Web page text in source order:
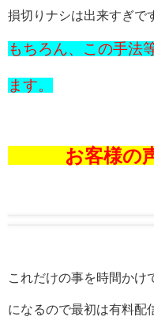
損切りナシは出来すぎで
もちろん、この手法
ます。
お客
これだけの事を時間かけ
になるので最初は有料配